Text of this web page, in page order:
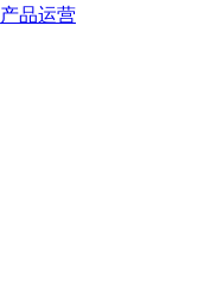
产品运营